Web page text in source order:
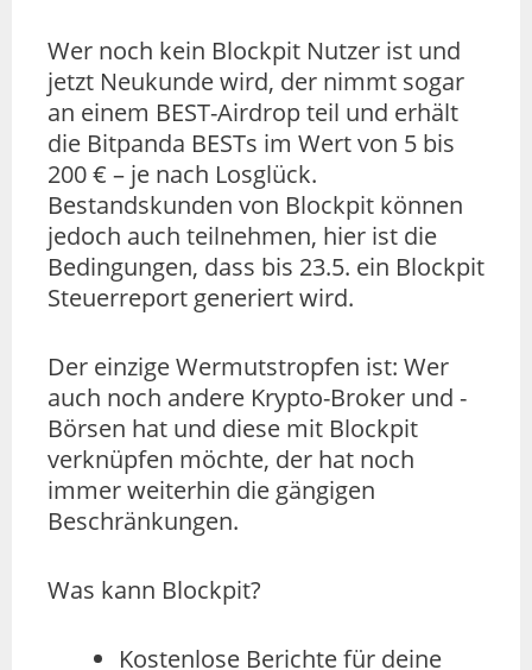
Wer noch kein Blockpit Nutzer ist und
jetzt Neukunde wird, der nimmt sogar
an einem BEST-Airdrop teil und erhält
die Bitpanda BESTs im Wert von 5 bis
200 € – je nach Losglück.
Bestandskunden von Blockpit können
jedoch auch teilnehmen, hier ist die
Bedingungen, dass bis 23.5. ein Blockpit
Steuerreport generiert wird.
Der einzige Wermutstropfen ist: Wer
auch noch andere Krypto-Broker und -
Börsen hat und diese mit Blockpit
verknüpfen möchte, der hat noch
immer weiterhin die gängigen
Beschränkungen.
Was kann Blockpit?
Kostenlose Berichte für deine